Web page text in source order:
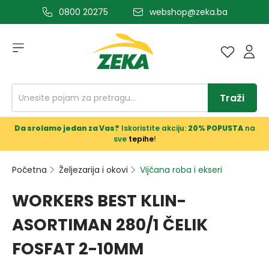
glavni sadržaj0800 20275 webshop@zeka.ba
Traži
Da srolamo jedan za Vas? Iskoristite akciju: 20% POPUSTAna
sve tepihe!
Početna Željezarija i okovi Vijčana roba i ekseri
WORKERS BEST KLIN-
ASORTIMAN 280/1 ČELIK
FOSFAT 2-10MM